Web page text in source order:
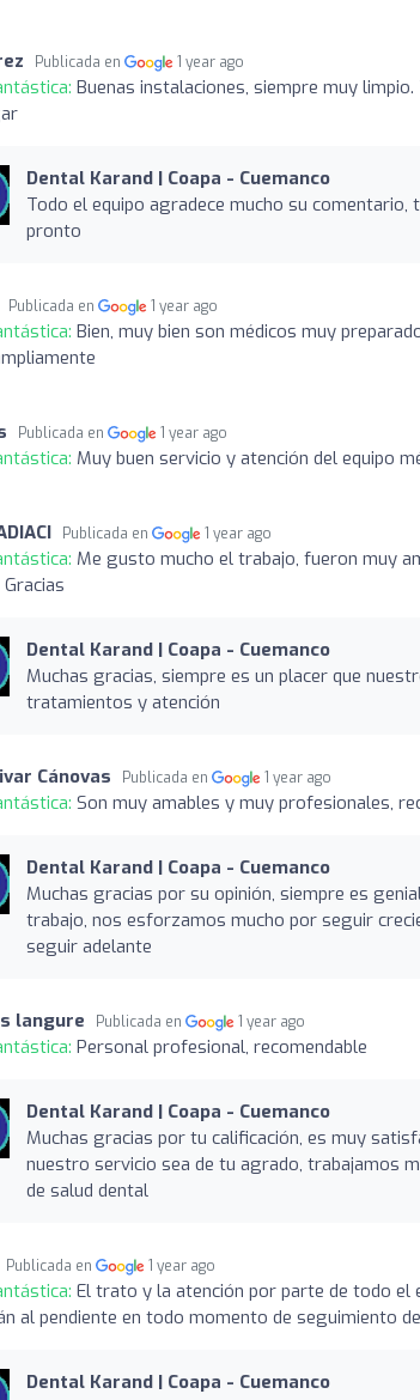
Publicada en 1 year ago
Buenas instalaciones, siempre muy
Dental Karand | Coapa - Cuemanco
Todo el equipo agradece mucho su
pronto
Publicada en 1 year ago
Bien, muy bien son médicos muy
Publicada en 1 year ago
Muy buen servicio y atención del equipo
Publicada en 1 year ago
Me gusto mucho el trabajo, fueron muy
Dental Karand | Coapa - Cuemanco
Muchas gracias, siempre es un placer que
tratamientos y atención
Cánovas Publicada en 1 year ago
Son muy amables y muy profesionales,
Dental Karand | Coapa - Cuemanco
Muchas gracias por su opinión, siempre es
trabajo, nos esforzamos mucho por seguir
seguir adelante
langure Publicada en 1 year ago
Personal profesional, recomendable
Dental Karand | Coapa - Cuemanco
Muchas gracias por tu calificación, es muy
nuestro servicio sea de tu agrado, trabajamos
de salud dental
Publicada en 1 year ago
El trato y la atención por parte de todo el
al pendiente en todo momento de seguimiento
Dental Karand | Coapa - Cuemanco